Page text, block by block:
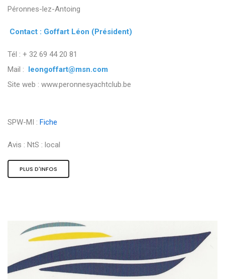
Péronnes-lez-Antoing
Contact : Goffart Léon (Président)
Tél : + 32 69 44 20 81
Mail : leongoffart@msn.com
Site web : www.peronnesyachtclub.be
SPW-MI : Fiche
Avis : NtS : local
PLUS D'INFOS